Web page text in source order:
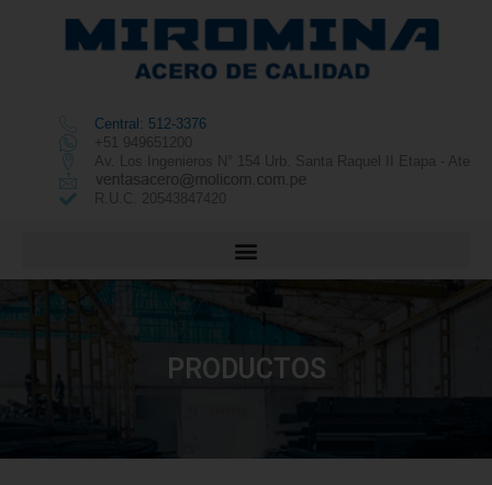
Central: 512-3376
+51 949651200
Av. Los Ingenieros N° 154 Urb. Santa Raquel II Etapa - Ate
R.U.C. 20543847420
PRODUCTOS